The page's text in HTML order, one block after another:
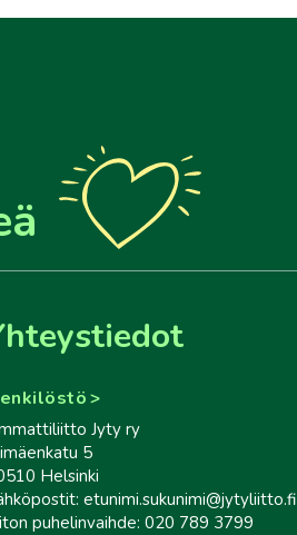
Jyty ry
5
Helsinki
etunimi.sukunimi@jytyliitto.fi
puhelinvaihde: 020 789 3799